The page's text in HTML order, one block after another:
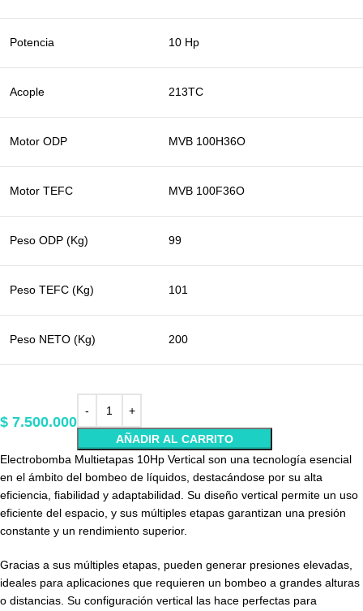
Potencia 10 Hp
Acople 213TC
Motor ODP MVB 100H36O
Motor TEFC MVB 100F36O
Peso ODP (Kg) 99
Peso TEFC (Kg) 101
Peso NETO (Kg) 200
$ 7.500.000
AÑADIR AL CARRITO
Electrobomba Multietapas 10Hp Vertical son una tecnología esencial
en el ámbito del bombeo de líquidos, destacándose por su alta
eficiencia, fiabilidad y adaptabilidad. Su diseño vertical permite un uso
eficiente del espacio, y sus múltiples etapas garantizan una presión
constante y un rendimiento superior.
Gracias a sus múltiples etapas, pueden generar presiones elevadas,
ideales para aplicaciones que requieren un bombeo a grandes alturas
o distancias. Su configuración vertical las hace perfectas para